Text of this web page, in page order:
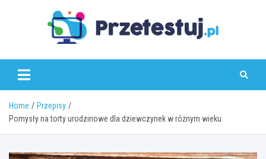
przetestuj.pl
Home
Przepisy
Pomysły na torty urodzinowe dla dziewczynek w różnym wieku